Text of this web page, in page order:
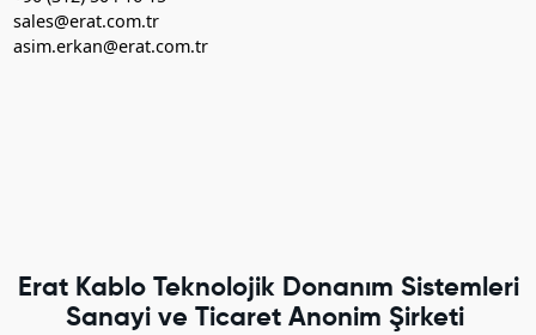
sales@erat.com.tr
asim.erkan@erat.com.tr
Erat Kablo Teknolojik Donanım Sistemleri
Sanayi ve Ticaret Anonim Şirketi